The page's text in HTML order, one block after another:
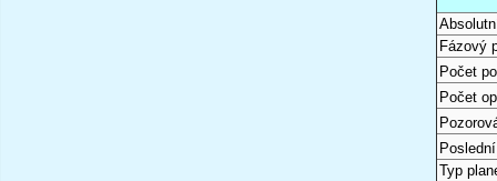
Fázový
Počet
Počet
Typ